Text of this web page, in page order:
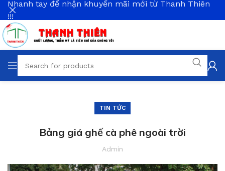
TIN TỨC
Bảng giá ghế cà phê ngoài trời
Admin
Nhanh tay để nhận khuyến mãi mới từ Thanh Thiên
!!!